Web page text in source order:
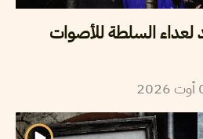
لعداء السلطة للأصوات
أوت2026